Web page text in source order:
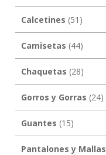
Calcetines (51)
Camisetas (44)
Chaquetas (28)
Gorros y Gorras (24)
Guantes (15)
Pantalones y Mallas